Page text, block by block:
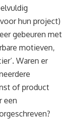
hun project)
gebeuren met
motieven,
Waren er
of product
een